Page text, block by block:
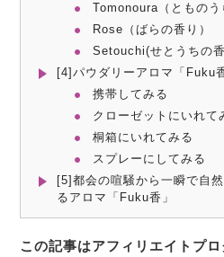
Tomonoura（とものう
Rose（ばらの香り）
Setouchi(せとうちの香
[4]パウダリーアロマ「Fuku
携帯してみる
クローゼットにいれて
桐箱にいれてみる
スプレーにしてみる
[5]都会の喧騒から一瞬で自
るアロマ「Fuku香」
この記事はアフィリエイトプ